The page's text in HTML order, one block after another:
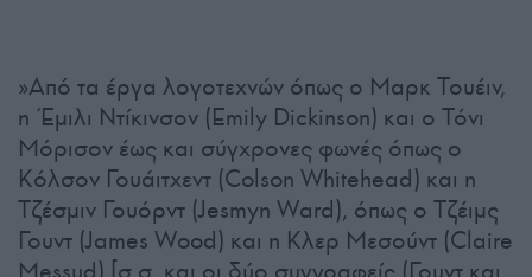
»Από τα έργα λογοτεχνών όπως ο Μαρκ Τουέιν,
η Έμιλι Ντίκινσον (Emily Dickinson) και ο Τόνι
Μόρισον έως και σύγχρονες φωνές όπως ο
Κόλσον Γουάιτχεντ (Colson Whitehead) και η
Τζέσμιν Γουόρντ (Jesmyn Ward), όπως ο Τζέιμς
Γουντ (James Wood) και η Κλερ Μεσούντ (Claire